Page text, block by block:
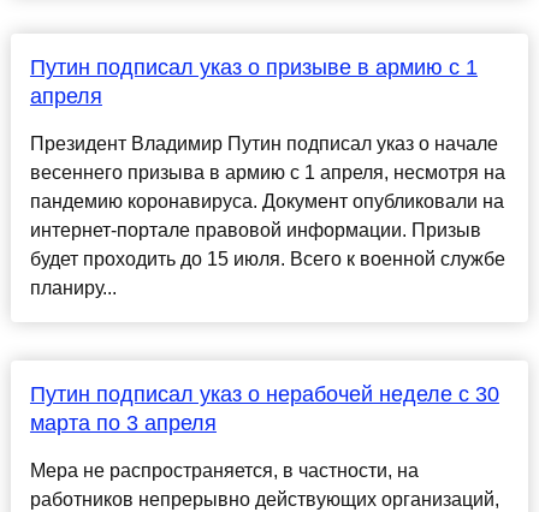
Путин подписал указ о призыве в армию с 1
апреля
Президент Владимир Путин подписал указ о начале
весеннего призыва в армию с 1 апреля, несмотря на
пандемию коронавируса. Документ опубликовали на
интернет-портале правовой информации. Призыв
будет проходить до 15 июля. Всего к военной службе
планиру...
Путин подписал указ о нерабочей неделе с 30
марта по 3 апреля
Мера не распространяется, в частности, на
работников непрерывно действующих организаций,